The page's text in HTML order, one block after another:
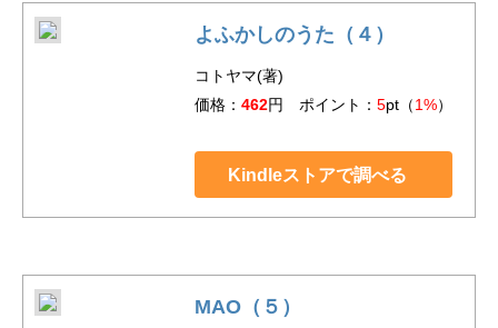
よふかしのうた（４）
コトヤマ(著)
価格： 462円 ポイント： 5pt（1%）
Kindleストアで調べる
MAO（５）